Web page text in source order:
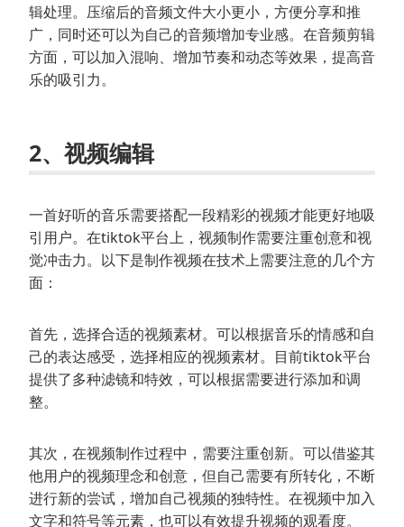
辑处理。压缩后的音频文件大小更小，方便分享和推
广，同时还可以为自己的音频增加专业感。在音频剪辑
方面，可以加入混响、增加节奏和动态等效果，提高音
乐的吸引力。
2、视频编辑
一首好听的音乐需要搭配一段精彩的视频才能更好地吸
引用户。在tiktok平台上，视频制作需要注重创意和视
觉冲击力。以下是制作视频在技术上需要注意的几个方
面：
首先，选择合适的视频素材。可以根据音乐的情感和自
己的表达感受，选择相应的视频素材。目前tiktok平台
提供了多种滤镜和特效，可以根据需要进行添加和调
整。
其次，在视频制作过程中，需要注重创新。可以借鉴其
他用户的视频理念和创意，但自己需要有所转化，不断
进行新的尝试，增加自己视频的独特性。在视频中加入
文字和符号等元素，也可以有效提升视频的观看度。